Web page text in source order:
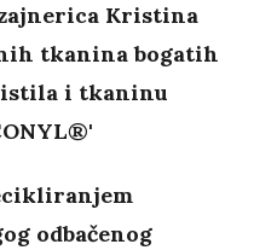
Kristina
tkanina bogatih
i tkaninu
odbačenog